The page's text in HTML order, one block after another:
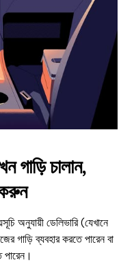
চালান,
অনুযায়ী ডেলিভারি (যেখানে
ব্যবহার করতে পারেন বা